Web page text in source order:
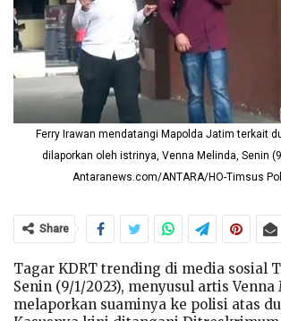
Ferry Irawan mendatangi Mapolda Jatim terkait
dilaporkan oleh istrinya, Venna Melinda, Senin
Antaranews.com/ANTARA/HO-Timsus
Share
Tagar KDRT trending di media sosial
Senin (9/1/2023), menyusul artis
melaporkan suaminya ke polisi atas